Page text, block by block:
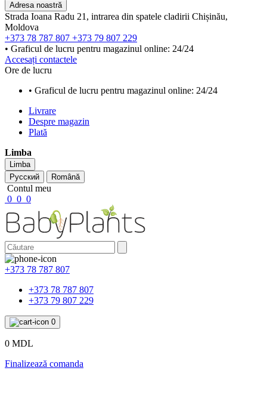
Adresa noastră
Strada Ioana Radu 21, intrarea din spatele cladirii Chișinău,
Moldova
+373 78 787 807 +373 79 807 229
• Graficul de lucru pentru magazinul online: 24/24
Accesați contactele
Ore de lucru
• Graficul de lucru pentru magazinul online: 24/24
Livrare
Despre magazin
Plată
Limba
Limba
Русский
Română
Contul meu
0 0 0
+373 78 787 807
+373 78 787 807
+373 79 807 229
0
0 MDL
Finalizează comanda